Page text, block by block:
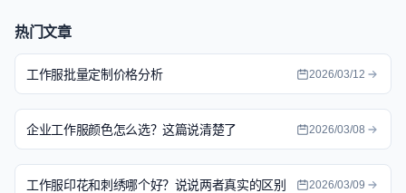
热门文章
工作服批量定制价格分析 2026/03/12
企业工作服颜色怎么选？这篇说清楚了 2026/03/08
工作服印花和刺绣哪个好？说说两者真实的区别 2026/03/09